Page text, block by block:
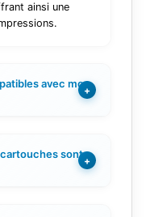
ainsi une
avec mon
+
sont+